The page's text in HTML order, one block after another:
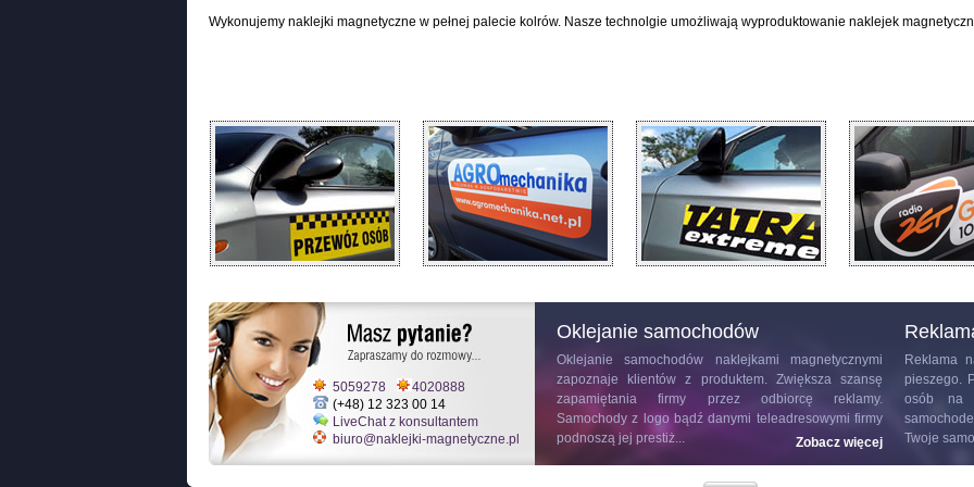
Wykonujemy naklejki magnetyczne w pełnej palecie kolrów. Nasze technolgie umożliwają wyproduktowanie naklejek
5059278
4020888
(+48) 12 323 00 14
LiveChat z konsultantem
biuro@naklejki-magnetyczne.pl
Oklejanie samochodów
Oklejanie samochodów naklejkami magnetycznymi
zapoznaje klientów z produktem. Zwiększa szansę
zapamiętania firmy przez odbiorcę reklamy.
Samochody z logo bądź danymi teleadresowymi firmy
podnoszą jej prestiż...
Zobacz więcej
Reklama
pieszego.
osób na
Twoje